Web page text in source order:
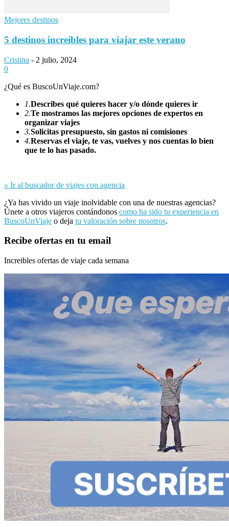
Mejores destinos
5 destinos increíbles para viajar este verano
Cristina - 2 julio, 2024
0
¿Qué es BuscoUnViaje.com?
1.Describes qué quieres hacer y/o dónde quieres ir
2.Te mostramos las mejores opciones de expertos en
organizar viajes
3.Solicitas presupuesto, sin gastos ni comisiones
4.Reservas el viaje, te vas, vuelves y nos cuentas lo bien
que te lo has pasado.
» Ir al buscador de viajes con agencia
¿Ya has vivido un viaje inolvidable con una de nuestras agencias?
Únete a otros viajeros contándonos como ha sido tu experiencia en
BuscoUnViaje o deja tu valoración sobre nosotros.
Recibe ofertas en tu email
Increibles ofertas de viaje cada semana